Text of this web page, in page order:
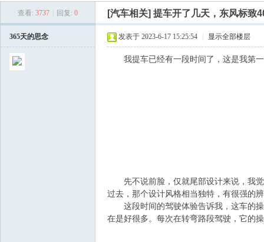
› ›
查看: 3737 回复: 0 [汽车相关] 提车开了几天，东风标致
365天的思念 发表于 2023-6-17 15:25:54 显示全部楼层
我提车已经有一段时间了，这是我第一
先不说前脸，仅就尾部设计来说，我觉
过去，那个设计风格相当独特，有很强的
这段时间的驾驶体验告诉我，这车的操
在是好很多。每次在转弯路段驾驶，它的